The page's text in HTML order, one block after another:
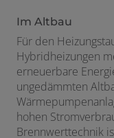
Im Altbau​
Für den
Hybridheizungen
erneuerbare
ungedämmten
hohen
Brennwerttechnik